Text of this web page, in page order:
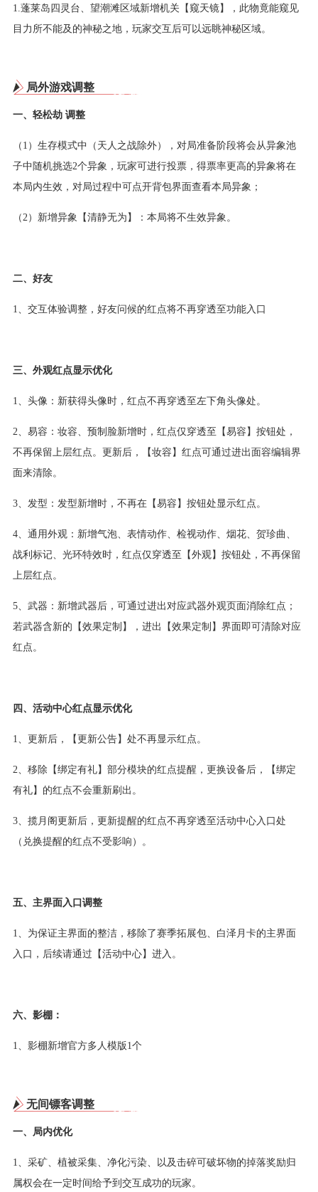
1.蓬莱岛四灵台、望潮滩区域新增机关【窥天镜】，此物竟能窥见
目力所不能及的神秘之地，玩家交互后可以远眺神秘区域。
局外游戏调整
一、轻松劫 调整
（1）生存模式中（天人之战除外），对局准备阶段将会从异象池
子中随机挑选2个异象，玩家可进行投票，得票率更高的异象将在
本局内生效，对局过程中可点开背包界面查看本局异象；
（2）新增异象【清静无为】：本局将不生效异象。
二、好友
1、交互体验调整，好友问候的红点将不再穿透至功能入口
三、外观红点显示优化
1、头像：新获得头像时，红点不再穿透至左下角头像处。
2、易容：妆容、预制脸新增时，红点仅穿透至【易容】按钮处，
不再保留上层红点。更新后，【妆容】红点可通过进出面容编辑界
面来清除。
3、发型：发型新增时，不再在【易容】按钮处显示红点。
4、通用外观：新增气泡、表情动作、检视动作、烟花、贺珍曲、
战利标记、光环特效时，红点仅穿透至【外观】按钮处，不再保留
上层红点。
5、武器：新增武器后，可通过进出对应武器外观页面消除红点；
若武器含新的【效果定制】，进出【效果定制】界面即可清除对应
红点。
四、活动中心红点显示优化
1、更新后，【更新公告】处不再显示红点。
2、移除【绑定有礼】部分模块的红点提醒，更换设备后，【绑定
有礼】的红点不会重新刷出。
3、揽月阁更新后，更新提醒的红点不再穿透至活动中心入口处
（兑换提醒的红点不受影响）。
五、主界面入口调整
1、为保证主界面的整洁，移除了赛季拓展包、白泽月卡的主界面
入口，后续请通过【活动中心】进入。
六、影棚：
1、影棚新增官方多人模版1个
无间镖客调整
一、局内优化
1、采矿、植被采集、净化污染、以及击碎可破坏物的掉落奖励归
属权会在一定时间给予到交互成功的玩家。